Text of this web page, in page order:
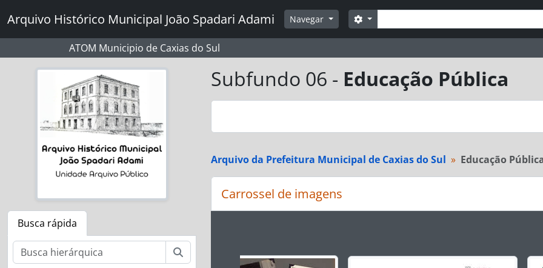
Arquivo Histórico Municipal João Spadari Adami Navegar Buscar
Opções de busca
ATOM Municipio de Caxias do Sul
Busca rápida
Subfundo 06 - Educação Pública
Arquivo da Prefeitura Municipal de Caxias do Sul Educação
Carrossel de imagens
Ao alterar o slide atual deste carrossel, o título da descrição